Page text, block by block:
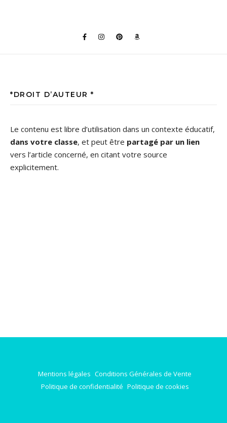
*DROIT D’AUTEUR *
Le contenu est libre d’utilisation dans un contexte éducatif,
dans votre classe, et peut être partagé par un lien
vers l’article concerné, en citant votre source
explicitement.
Mentions légales Conditions Générales de Vente
Politique de confidentialité Politique de cookies